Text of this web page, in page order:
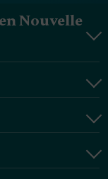
Nouvelle